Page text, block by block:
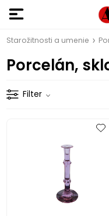
Starožitnosti a umenie
Porcelán,
Filter